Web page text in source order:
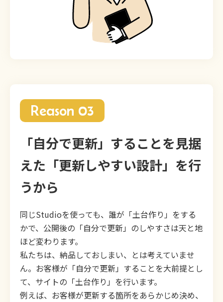
Reason 03
「自分で更新」することを見据
えた「更新しやすい設計」を行
うから
同じStudioを使っても、誰が「土台作り」をする
かで、公開後の「自分で更新」のしやすさは天と地
ほど変わります。
私たちは、納品しておしまい、とは考えていませ
ん。お客様が「自分で更新」することを大前提とし
て、サイトの「土台作り」を行います。
例えば、お客様が更新する箇所をあらかじめ決め、